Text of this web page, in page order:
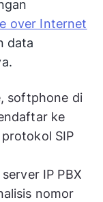
over Internet
data
softphone di
ke
SIP
IP PBX
nomor